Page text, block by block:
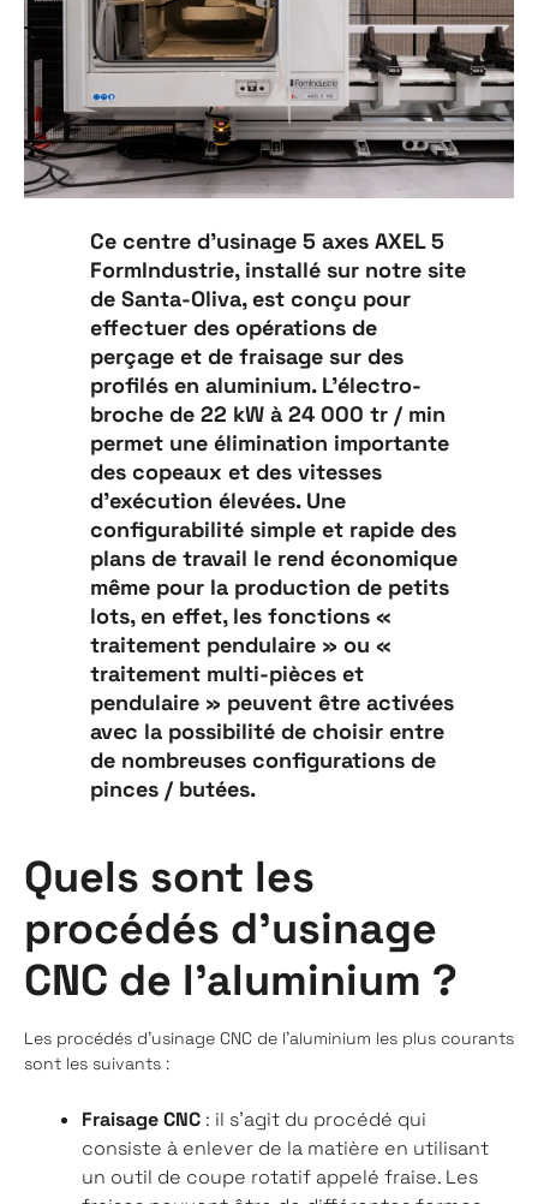
Ce centre d’usinage 5 axes AXEL 5
FormIndustrie, installé sur notre site
de Santa-Oliva, est conçu pour
effectuer des opérations de
perçage et de fraisage sur des
profilés en aluminium. L’électro-
broche de 22 kW à 24 000 tr / min
permet une élimination importante
des copeaux et des vitesses
d’exécution élevées. Une
configurabilité simple et rapide des
plans de travail le rend économique
même pour la production de petits
lots, en effet, les fonctions «
traitement pendulaire » ou «
traitement multi-pièces et
pendulaire » peuvent être activées
avec la possibilité de choisir entre
de nombreuses configurations de
pinces / butées.
Quels sont les
procédés d'usinage
CNC de l'aluminium ?
Les procédés d'usinage CNC de l'aluminium les plus courants
sont les suivants :
Fraisage CNC : il s’agit du procédé qui
consiste à enlever de la matière en utilisant
un outil de coupe rotatif appelé fraise. Les